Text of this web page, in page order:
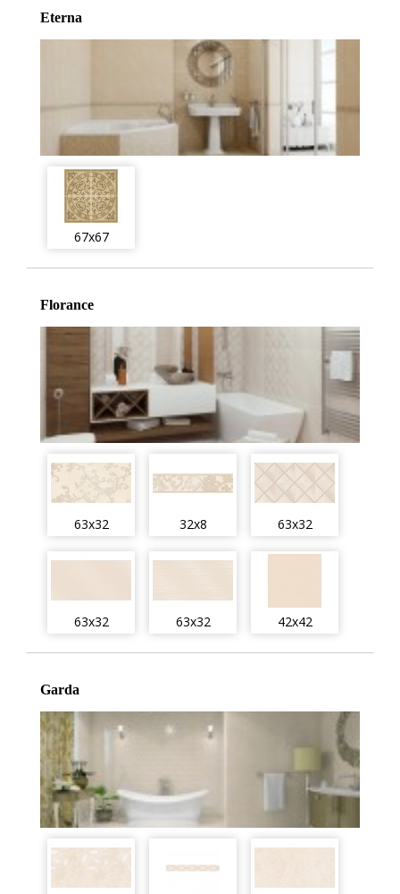
Eterna
67x67
Florance
63x32 32x8 63x32
63x32 63x32 42x42
Garda